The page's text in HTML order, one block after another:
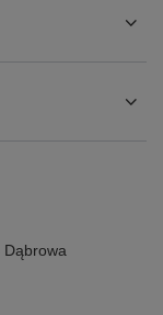
Dąbrowa